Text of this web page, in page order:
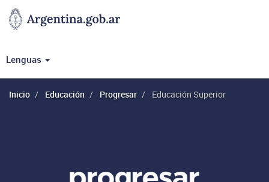
Lenguas
Inicio Educación Progresar Educación Superior